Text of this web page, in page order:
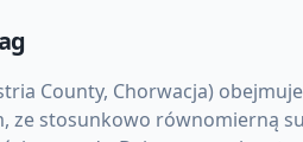
County, Chorwacja)
stosunkowo równomierną